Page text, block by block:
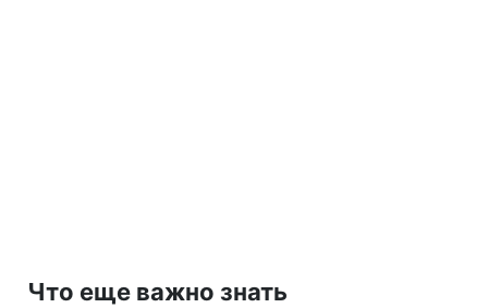
Что еще важно знать